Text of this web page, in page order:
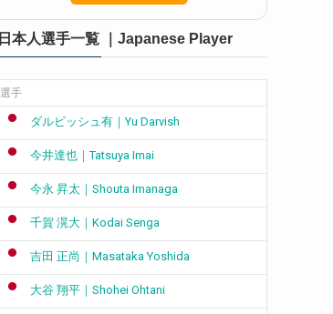
日本人選手一覧 ｜Japanese Player
選手
ダルビッシュ有｜Yu Darvish
今井達也｜Tatsuya Imai
今永 昇太｜Shouta Imanaga
千賀 滉大｜Kodai Senga
吉田 正尚｜Masataka Yoshida
大谷 翔平｜Shohei Ohtani